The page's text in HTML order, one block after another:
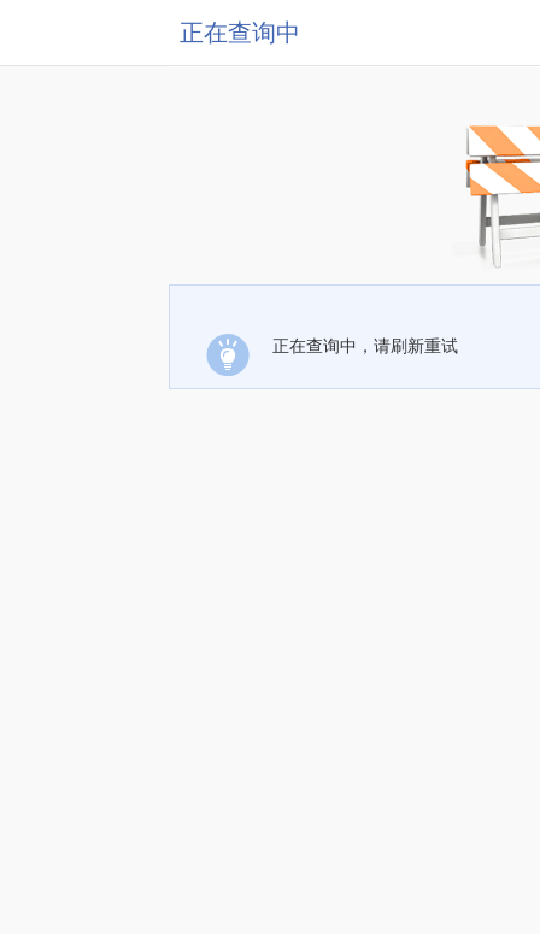
正在查询中
正在查询中，请刷新重试